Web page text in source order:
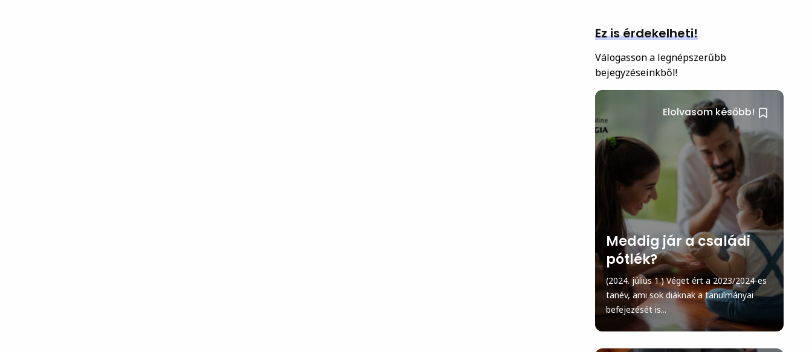
Ez is érdekelheti!
Válogasson a legnépszerűbb
bejegyzéseinkből!
Elolvasom később!
Meddig jár a családi
pótlék?
(2024. július 1.) Véget ért a 2023/2024-es
tanév, ami sok diáknak a tanulmányai
befejezését is...